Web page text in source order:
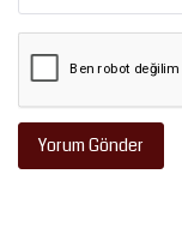
Yorum Gönder